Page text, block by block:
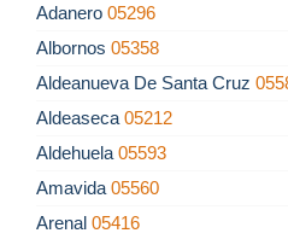
Adanero 05296
Albornos 05358
Aldeanueva De Santa Cruz
Aldeaseca 05212
Aldehuela 05593
Amavida 05560
Arenal 05416